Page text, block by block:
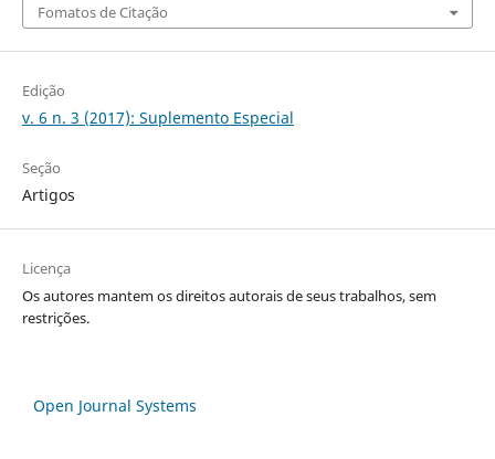
Fomatos de Citação
Edição
v. 6 n. 3 (2017): Suplemento Especial
Seção
Artigos
Licença
Os autores mantem os direitos autorais de seus trabalhos, sem
restrições.
Open Journal Systems